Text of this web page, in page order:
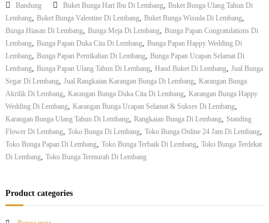
o
B
u
a
D
i
L
e
a
n
Bandung Buket Bunga Hari Ibu Di Lembang, Buket Bunga Ulang Tahun Di
Lembang, Buket Bunga Valentine Di Lembang, Buket Bunga Wisuda Di Lembang,
Bunga Hiasan Di Lembang, Bunga Meja Di Lembang, Bunga Papan Congratulations Di
Lembang, Bunga Papan Duka Cita Di Lembang, Bunga Papan Happy Wedding Di
Lembang, Bunga Papan Pernikahan Di Lembang, Bunga Papan Ucapan Selamat Di
Lembang, Bunga Papan Ulang Tahun Di Lembang, Hand Buket Di Lembang, Jual Bunga
Segar Di Lembang, Jual Rangkaian Karangan Bunga Di Lembang, Karangan Bunga
Akrilik Di Lembang, Karangan Bunga Duka Cita Di Lembang, Karangan Bunga Happy
Wedding Di Lembang, Karangan Bunga Ucapan Selamat & Sukses Di Lembang,
Karangan Bunga Ulang Tahun Di Lembang, Rangkaian Bunga Di Lembang, Standing
Flower Di Lembang, Toko Bunga Di Lembang, Toko Bunga Online 24 Jam Di Lembang,
Toko Bunga Papan Di Lembang, Toko Bunga Terbaik Di Lembang, Toko Bunga Terdekat
Di Lembang, Toko Bunga Termurah Di Lembang
Product categories